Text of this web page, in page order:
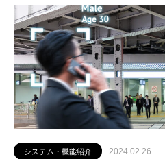
システム・機能紹介 2024.02.26